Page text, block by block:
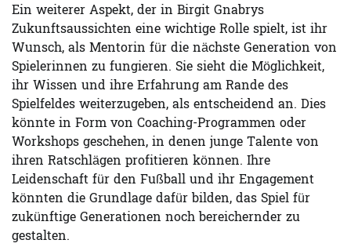
Ein weiterer Aspekt, der in Birgit Gnabrys
Zukunftsaussichten eine wichtige Rolle spielt, ist ihr
Wunsch, als Mentorin für die nächste Generation von
Spielerinnen zu fungieren. Sie sieht die Möglichkeit,
ihr Wissen und ihre Erfahrung am Rande des
Spielfeldes weiterzugeben, als entscheidend an. Dies
könnte in Form von Coaching-Programmen oder
Workshops geschehen, in denen junge Talente von
ihren Ratschlägen profitieren können. Ihre
Leidenschaft für den Fußball und ihr Engagement
könnten die Grundlage dafür bilden, das Spiel für
zukünftige Generationen noch bereichernder zu
gestalten.